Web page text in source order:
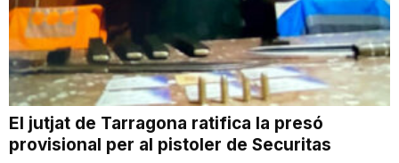
El jutjat de Tarragona ratifica la presó
provisional per al pistoler de Securitas